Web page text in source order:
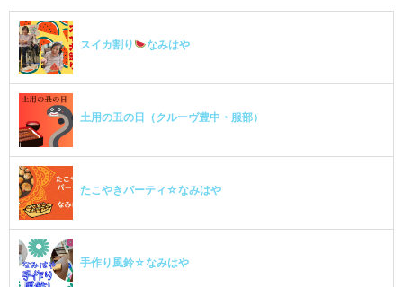
スイカ割り なみはや
土用の丑の日（クルーヴ豊中・服部）
たこやきパーティ☆なみはや
手作り風鈴☆なみはや